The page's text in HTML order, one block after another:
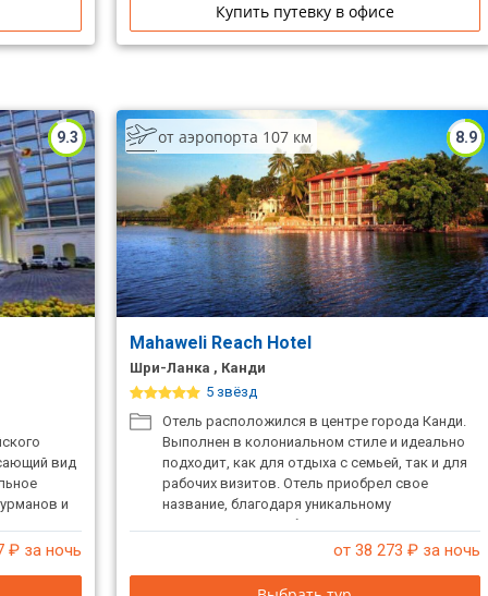
Купить путевку в офисе
9.3
вид
и
для
₽ за ночь
8.9
от аэропорта 107 км
Mahaweli Reach Hotel
Шри-Ланка , Канди
5 звёзд
Отель расположился в центре города Канди.
Выполнен в колониальном стиле и идеально
подходит, как для отдыха с семьей, так и для
рабочих визитов. Отель приобрел свое
название, благодаря уникальному
расположению: на берегу самой длинной реки
Шри-Ланки, великой Mahaweli.от 38 273 ₽ за ночь